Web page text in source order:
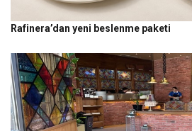
Rafinera’dan yeni beslenme paketi